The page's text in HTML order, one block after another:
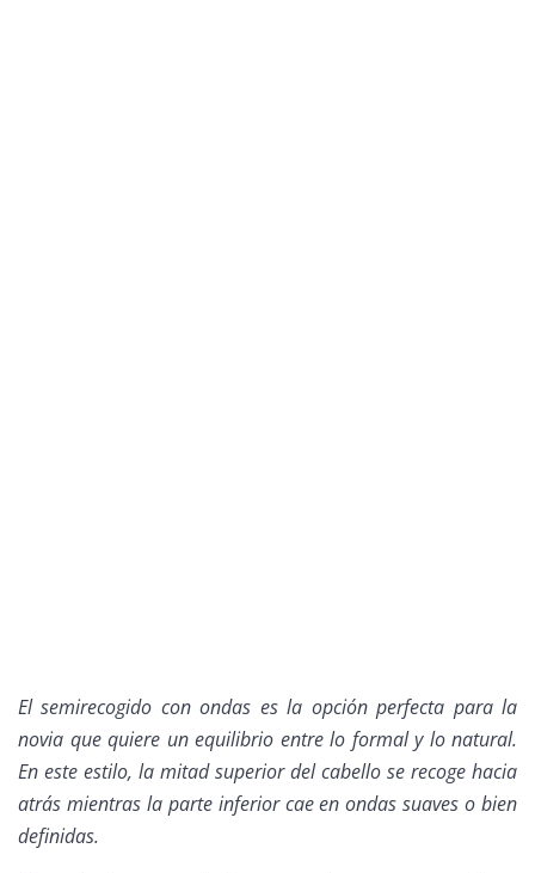
El semirecogido con ondas es la opción perfecta para la
novia que quiere un equilibrio entre lo formal y lo natural.
En este estilo, la mitad superior del cabello se recoge hacia
atrás mientras la parte inferior cae en ondas suaves o bien
definidas.